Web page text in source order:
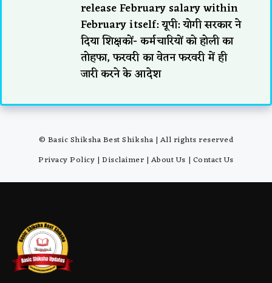
release February salary within
February itself: यूपी: योगी सरकार ने
दिया शिक्षकों- कर्मचारियों को होली का
तोहफा, फरवरी का वेतन फरवरी में ही
जारी करने के आदेश
© Basic Shiksha Best Shiksha | All rights reserved
Privacy Policy |Disclaimer | About Us | Contact Us